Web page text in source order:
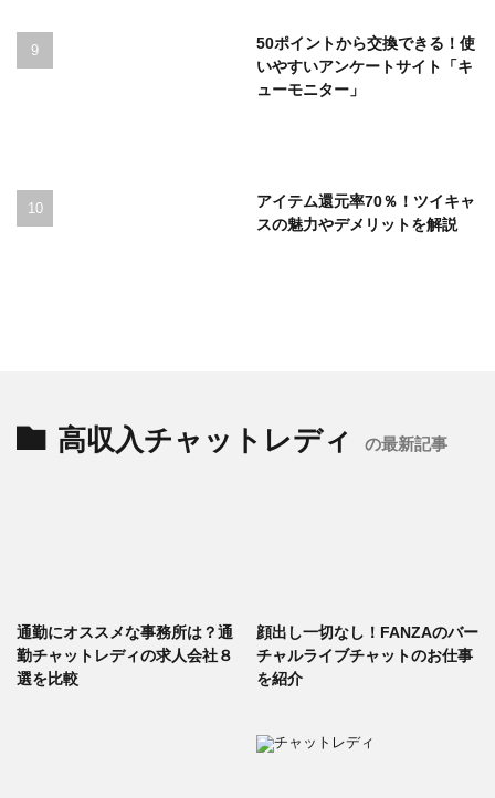
50ポイントから交換できる！使
いやすいアンケートサイト「キ
ューモニター」
アイテム還元率70％！ツイキャ
スの魅力やデメリットを解説
高収入チャットレディ の最新記事
通勤にオススメな事務所は？通
勤チャットレディの求人会社８
選を比較
顔出し一切なし！FANZAのバー
チャルライブチャットのお仕事
を紹介